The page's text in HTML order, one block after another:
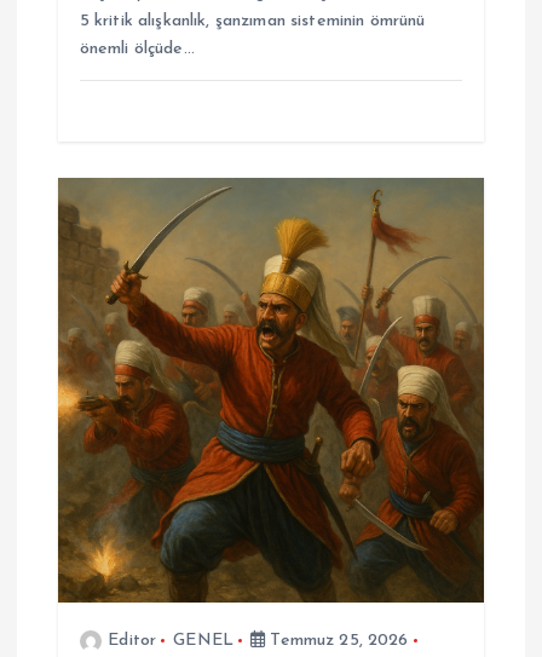
5 kritik alışkanlık, şanzıman sisteminin ömrünü
önemli ölçüde…
Editor GENEL
Temmuz 25, 2026